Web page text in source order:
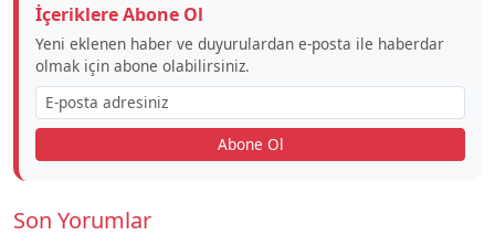
İçeriklere Abone Ol
Yeni eklenen haber ve duyurulardan e-posta ile haberdar
olmak için abone olabilirsiniz.
Abone Ol
Son Yorumlar